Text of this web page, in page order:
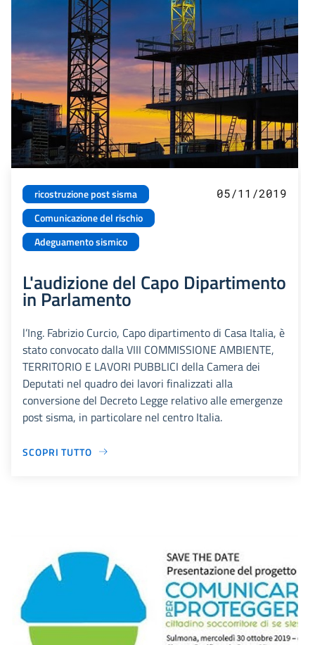
ricostruzione post sisma
Comunicazione del rischio
Adeguamento sismico
05/11/2019
L'audizione del Capo Dipartimento
in Parlamento
l’Ing. Fabrizio Curcio, Capo dipartimento di Casa Italia, è
stato convocato dalla VIII COMMISSIONE AMBIENTE,
TERRITORIO E LAVORI PUBBLICI della Camera dei
Deputati nel quadro dei lavori finalizzati alla
conversione del Decreto Legge relativo alle emergenze
post sisma, in particolare nel centro Italia.
SCOPRI TUTTO